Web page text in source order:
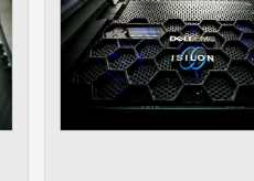
Slouží pro získávání
pomáhají vylepšovat naše
stran, které k těmto účelům
MARKETINGOVÉ